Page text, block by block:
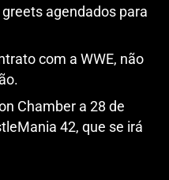
agendados para
com a WWE, não
Chamber a 28 de
42, que se irá